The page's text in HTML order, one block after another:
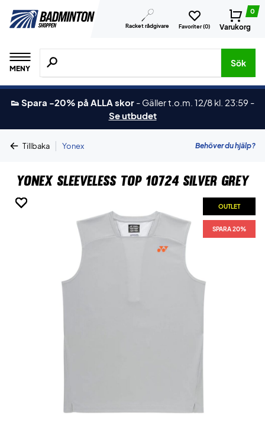
Racket rådgivare Favoriter (0)
0
Varukorg
MENY
Sök efter produkter, märken osv.
Sök
👟 Spara -20% på ALLA skor - Gäller t.o.m. 12/8 kl. 23:59 -
Se utbudet
Tillbaka | Yonex Behöver du hjälp?
Yonex Sleeveless Top 10724 Silver Grey
OUTLET
SPARA 20%
OUTLET
SPARA 20%
OUTLET
SPARA 20%
OUTLET
SPARA 20%
OUTLET
SPARA 20%
OUTLET
SPARA 20%